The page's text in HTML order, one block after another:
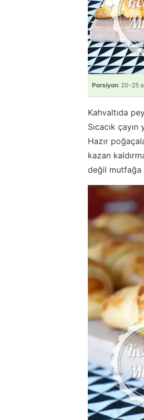
Porsiyon: 20-25
Kahvaltıda
Sıcacık
Hazır
kazan
değil mutfağa